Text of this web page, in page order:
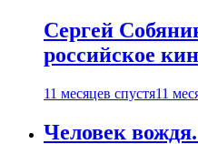
Сергей
российское
11 месяцев спустя11
Человек